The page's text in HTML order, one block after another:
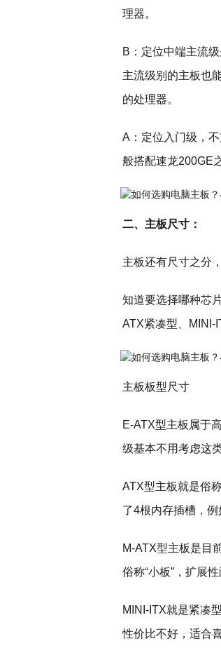
理器。
B：定位中端主流
主流级别的主板也
的处理器。
A：定位入门级，
般搭配速龙200GE
二、主板尺寸：
主板还有尺寸之分
知道要选择哪种芯
ATX紧凑型、MINI-
主板板型尺寸
E-ATX型主板属于
级基本不用考虑这
ATX型主板就是俗
了4根内存插槽，
M-ATX型主板是目
俗称“小板”，扩展
MINI-ITX就是紧凑
性价比不好，适合